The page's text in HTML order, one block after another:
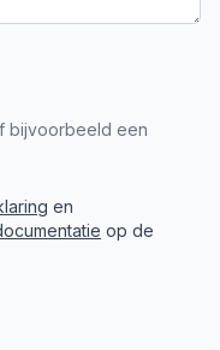
bijvoorbeeld een
en
op de